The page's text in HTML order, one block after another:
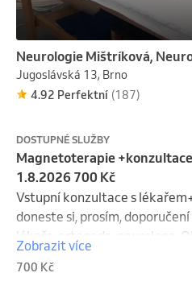
Jugoslávská 13, Brno
4.92 Perfektní (187)
DOSTUPNÉ SLUŽBY
Magnetoterapie
1.8.2026 700 Kč
Vstupní konzultace s
doneste si, prosím,
lékaře: ortopeda, neurologa,
revmatologa) (1. aplikace 10-
s konzultací  max.20 minut).
Zobrazit více
700 Kč